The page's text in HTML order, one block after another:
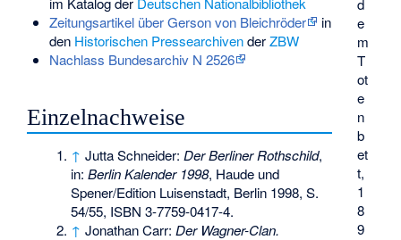
d
e
m
T
ot
e
n
b
et
t,
1
8
9
Zeitungsartikel über Gerson von Bleichröder
in
den Historischen PressearchivenderZBW
Nachlass Bundesarchiv N 2526
Einzelnachweise
↑ Jutta Schneider:Der Berliner Rothschild,
in:Berlin Kalender 1998, Haude und
Spener/Edition Luisenstadt, Berlin 1998, S.
54/55, ISBN 3-7759-0417-4.
↑ Jonathan Carr:Der Wagner-Clan.